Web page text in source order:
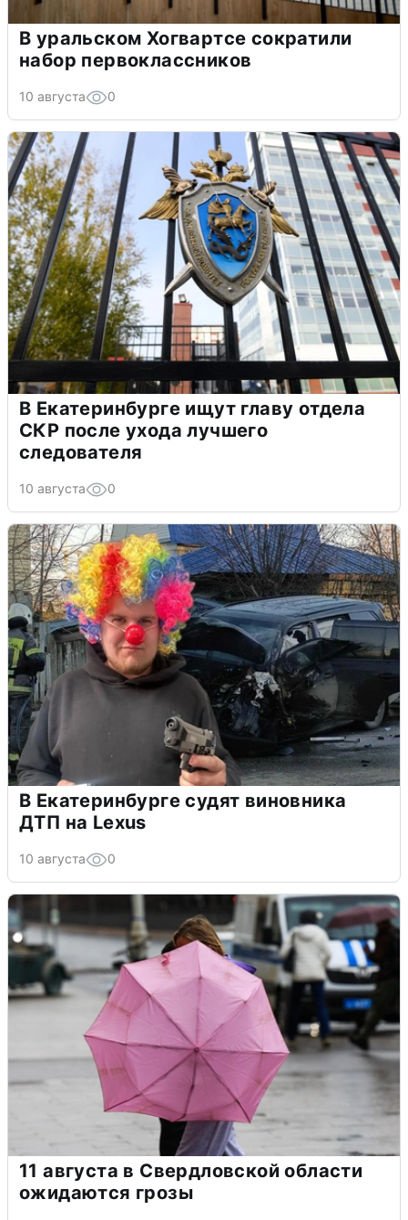
В уральском Хогвартсе сократили
набор первоклассников
10 августа 0
В Екатеринбурге ищут главу отдела
СКР после ухода лучшего
следователя
10 августа 0
В Екатеринбурге судят виновника
ДТП на Lexus
10 августа 0
11 августа в Свердловской области
ожидаются грозы